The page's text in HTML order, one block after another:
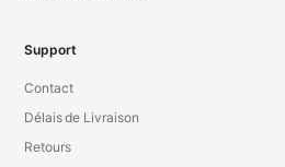
Support
Contact
Délais de Livraison
Retours